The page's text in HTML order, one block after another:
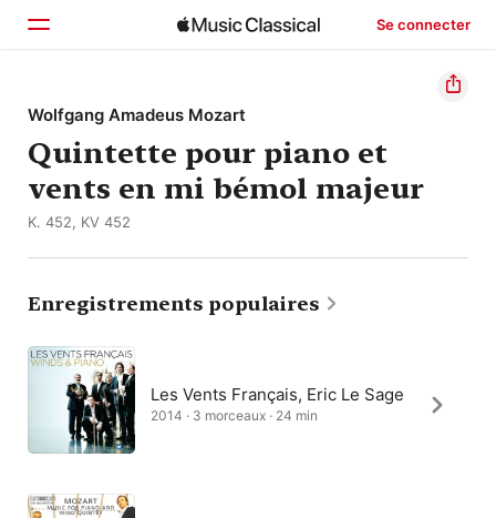
Se connecter
Accueil
Parcourir
Rechercher
Wolfgang Amadeus Mozart
Quintette pour piano et
vents en mi bémol majeur
K. 452, KV 452
Enregistrements populaires
Les Vents Français, Eric Le Sage
2014 · 3 morceaux · 24 min